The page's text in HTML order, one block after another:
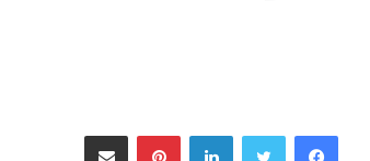
فيسبوك تويتر لينكدإن بينتيريستمشاركة عبر البريد